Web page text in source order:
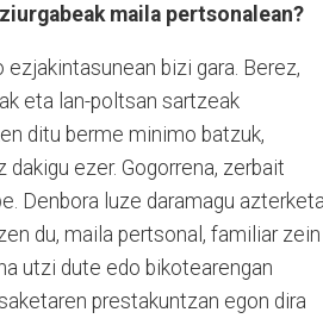
maila pertsonalean?
ezjakintasunean bizi gara. Berez,
eta lan-poltsan sartzeak
ditu berme minimo batzuk,
ezer. Gogorrena, zerbait
Denbora luze daramagu
du, maila pertsonal, familiar zein
utzi dute edo bikotearengan
prestakuntzan egon dira